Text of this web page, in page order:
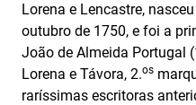
Lorena e Lencastre,
outubro de 1750, e foi a
João de Almeida Portugal
Lorena e Távora, 2.os
raríssimas escritoras